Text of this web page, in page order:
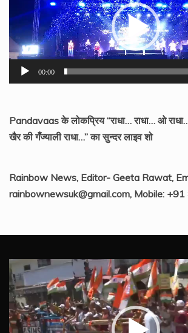
00:00
Pandavaas के लोकप्रिय “राधा… राधा… ओ
खैर की गँज्याली राधा…” का सुन्दर लाइव शो
Rainbow News, Editor- Geeta Rawat,
rainbownewsuk@gmail.com, Mobile:
Video
Player